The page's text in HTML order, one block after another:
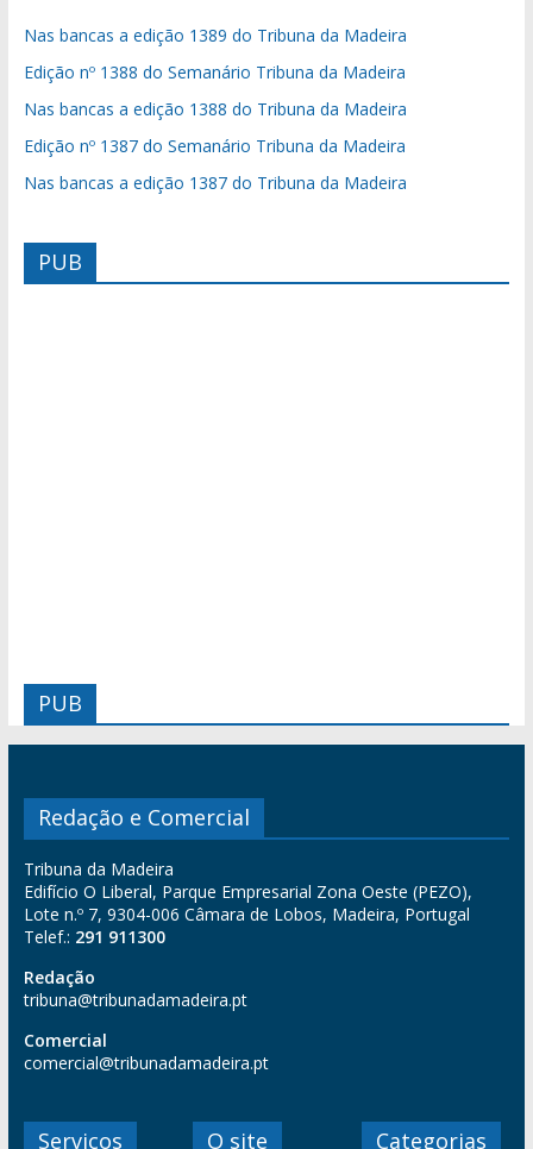
Nas bancas a edição 1389 do Tribuna da Madeira
Edição nº 1388 do Semanário Tribuna da Madeira
Nas bancas a edição 1388 do Tribuna da Madeira
Edição nº 1387 do Semanário Tribuna da Madeira
Nas bancas a edição 1387 do Tribuna da Madeira
PUB
PUB
Redação e Comercial
Tribuna da Madeira
Edifício O Liberal, Parque Empresarial Zona Oeste (PEZO),
Lote n.º 7, 9304-006 Câmara de Lobos, Madeira, Portugal
Telef.: 291 911300
Redação
tribuna@tribunadamadeira.pt
Comercial
comercial@tribunadamadeira.pt
Serviços O site Categorias